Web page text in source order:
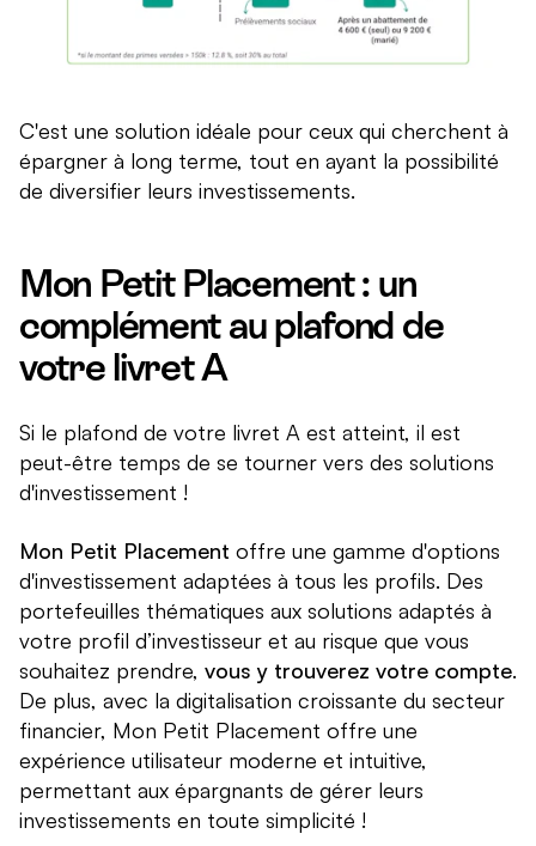
C'est une solution idéale pour ceux qui cherchent à
épargner à long terme, tout en ayant la possibilité
de diversifier leurs investissements.
Mon Petit Placement : un
complément au plafond de
votre livret A
Si le plafond de votre livret A est atteint, il est
peut-être temps de se tourner vers des solutions
d'investissement !
Mon Petit Placement offre une gamme d'options
d'investissement adaptées à tous les profils. Des
portefeuilles thématiques aux solutions adaptés à
votre profil d’investisseur et au risque que vous
souhaitez prendre, vous y trouverez votre compte.
De plus, avec la digitalisation croissante du secteur
financier, Mon Petit Placement offre une
expérience utilisateur moderne et intuitive,
permettant aux épargnants de gérer leurs
investissements en toute simplicité !